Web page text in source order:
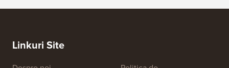
Linkuri Site